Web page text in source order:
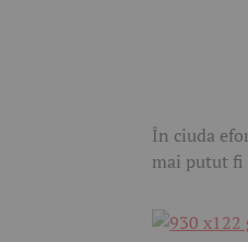
În ciuda
mai putut fi